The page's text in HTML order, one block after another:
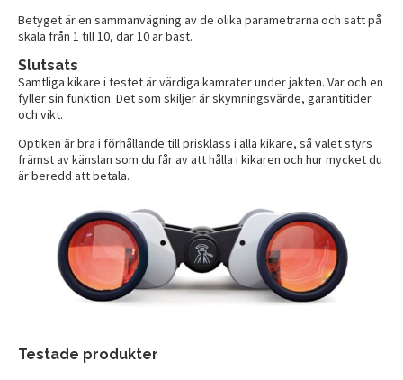
Betyget är en sammanvägning av de olika parametrarna och satt på
skala från 1 till 10, där 10 är bäst.
Slutsats
Samtliga kikare i testet är värdiga kamrater under jakten. Var och en
fyller sin funktion. Det som skiljer är skymningsvärde, garantitider
och vikt.
Optiken är bra i förhållande till prisklass i alla kikare, så valet styrs
främst av känslan som du får av att hålla i kikaren och hur mycket du
är beredd att betala.
Testade produkter